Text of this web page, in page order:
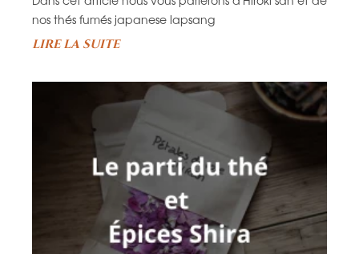
nos thés fumés japanese lapsang
LIRE LA SUITE